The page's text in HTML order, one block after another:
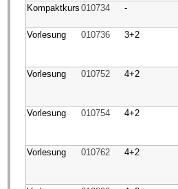
Kompaktkurs 010734 -
Vorlesung
010736 3+2
Vorlesung
010752 4+2
Vorlesung
010754 4+2
Vorlesung
010762 4+2